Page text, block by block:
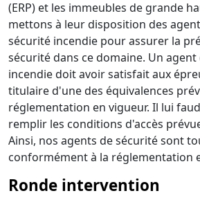
(ERP) et les immeubles de grande
mettons à leur disposition des
sécurité incendie pour assurer la
sécurité dans ce domaine. Un
incendie doit avoir satisfait aux
titulaire d'une des équivalences
réglementation en vigueur. Il lui
remplir les conditions d'accès
Ainsi, nos agents de sécurité sont
conformément à la réglementation
Ronde intervention